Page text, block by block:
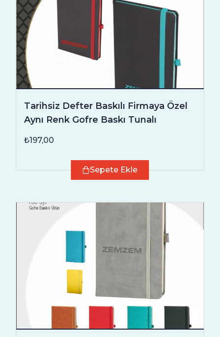
Tarihsiz Defter Baskılı Firmaya Özel
Aynı Renk Gofre Baskı Tunalı
₺197,00
Sepete Ekle